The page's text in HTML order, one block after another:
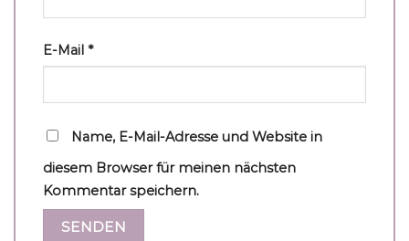
E-Mail *
Name, E-Mail-Adresse und Website in
diesem Browser für meinen nächsten
Kommentar speichern.